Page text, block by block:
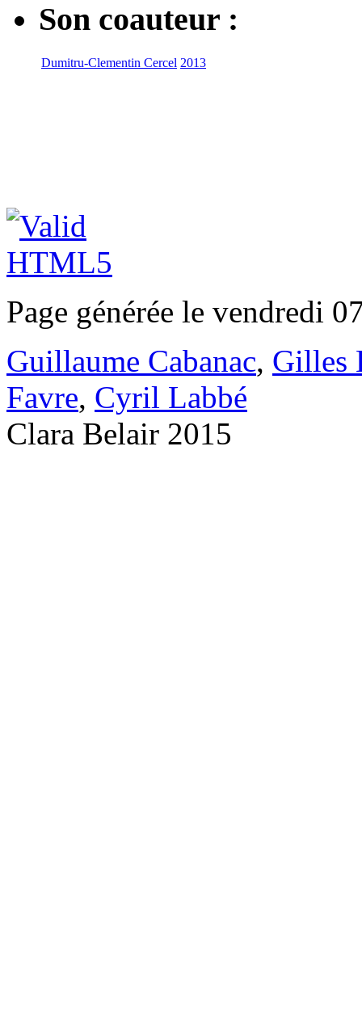
Son coauteur :
Dumitru-Clementin Cercel 2013
Page générée le vendredi
Guillaume Cabanac, Gilles
Favre, Cyril Labbé
Clara Belair 2015